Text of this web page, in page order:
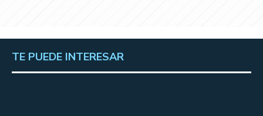
TE PUEDE INTERESAR